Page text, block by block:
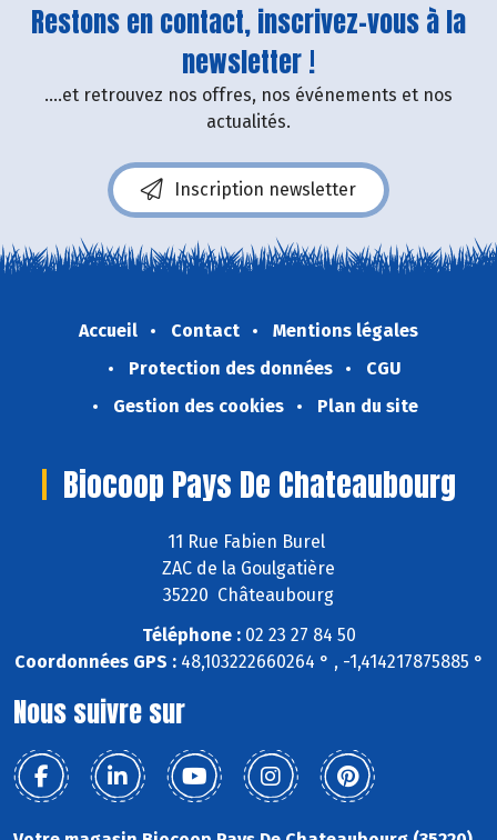
Restons en contact, inscrivez-vous à la
newsletter !
....et retrouvez nos offres, nos événements et nos
actualités.
Inscription newsletter
Accueil Contact
Mentions légales
Protection des données
CGU
Gestion des cookies
Plan du site
Biocoop Pays De Chateaubourg
11 Rue Fabien Burel
ZAC de la Goulgatière
35220 Châteaubourg
Téléphone :02 23 27 84 50
Coordonnées GPS :48,103222660264 ° , -1,414217875885 °
Nous suivre sur